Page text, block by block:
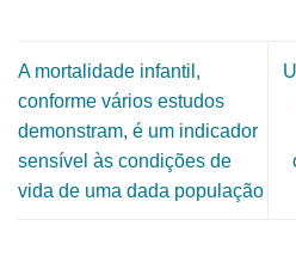
A mortalidade infantil,
conforme vários estudos
demonstram, é um indicador
sensível às condições de
vida de uma dada população